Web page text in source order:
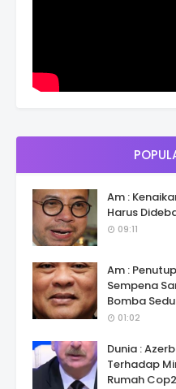
Am :
Harus
09:11
Am :
Sempena
Bomba
01:02
Dunia :
Terhadap
Rumah